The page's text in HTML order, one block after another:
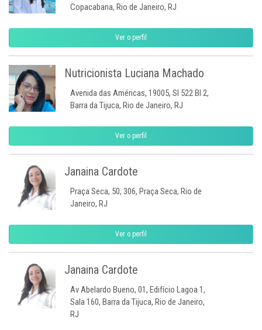
Copacabana, Rio de Janeiro, RJ
Ver o perfil
Nutricionista Luciana Machado
Avenida das Américas, 19005, Sl 522 Bl 2,
Barra da Tijuca, Rio de Janeiro, RJ
Ver o perfil
Janaina Cardote
Praça Seca, 50, 306, Praça Seca, Rio de
Janeiro, RJ
Ver o perfil
Janaina Cardote
Av Abelardo Bueno, 01, Edifício Lagoa 1,
Sala 160, Barra da Tijuca, Rio de Janeiro,
RJ